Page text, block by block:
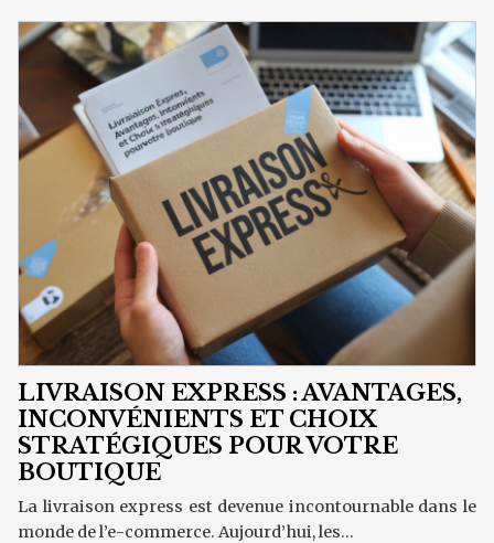
LIVRAISON EXPRESS : AVANTAGES,
INCONVÉNIENTS ET CHOIX
STRATÉGIQUES POUR VOTRE
BOUTIQUE
La livraison express est devenue incontournable dans le
monde de l’e-commerce. Aujourd’hui, les...